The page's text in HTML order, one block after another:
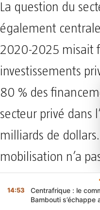
La question du
également
2020-2025 misait
investissements
80 % des
secteur privé dans
milliards de dollars.
mobilisation n’a
résultats
précédent, la
14:53
Centrafrique : le
Bambouti